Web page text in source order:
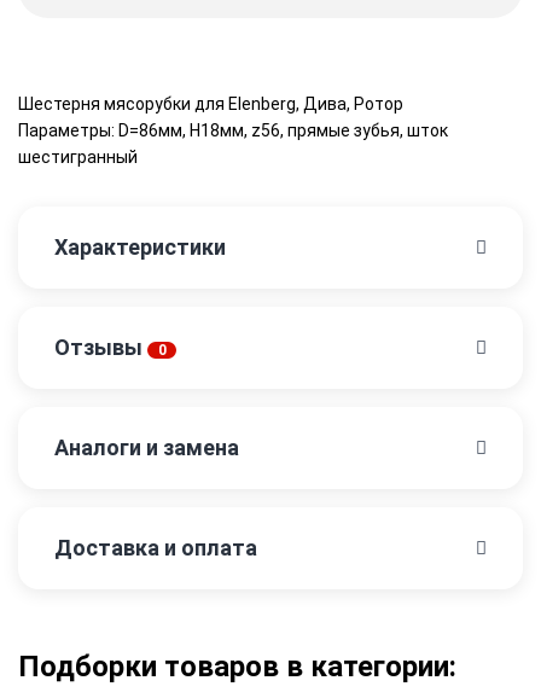
Шестерня мясорубки для Elenberg, Дива, Ротор
Параметры: D=86мм, H18мм, z56, прямые зубья, шток
шестигранный
Характеристики
Отзывы 0
Аналоги и замена
Доставка и оплата
Подборки товаров в категории: